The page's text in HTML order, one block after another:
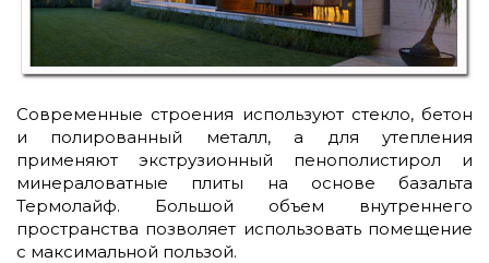
Современные строения используют стекло, бетон
и полированный металл, а для утепления
применяют экструзионный пенополистирол и
минераловатные плиты на основе базальта
Термолайф. Большой объем внутреннего
пространства позволяет использовать помещение
с максимальной пользой.